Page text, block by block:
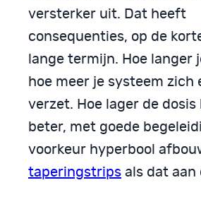
versterker uit. Dat heeft
consequenties, op de
lange termijn. Hoe langer
hoe meer je systeem zich
verzet. Hoe lager de dosis
beter, met goede
voorkeur hyperbool
taperingstrips als dat aan